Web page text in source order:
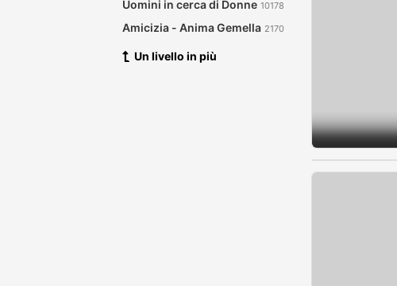
Uomini in cerca di Donne 10178
Amicizia - Anima Gemella 2170
Un livello in più